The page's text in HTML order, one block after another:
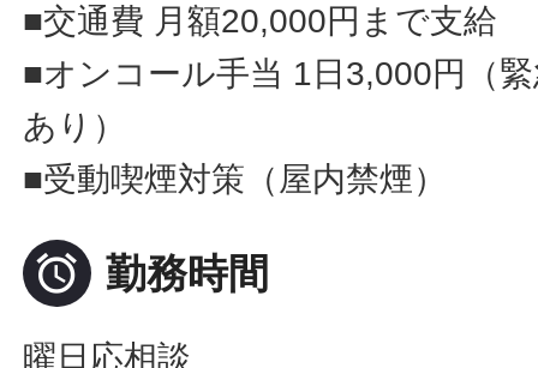
■交通費 月額20,000円まで支給
■オンコール手当 1日3,000円（
あり）
■受動喫煙対策（屋内禁煙）
 勤務時間
曜日応相談